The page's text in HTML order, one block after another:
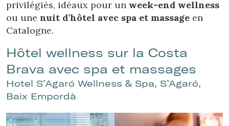
privilégiés, idéaux pour un week-end wellness
ou une nuit d’hôtel avec spa et massage en
Catalogne.
Hôtel wellness sur la Costa
Brava avec spa et massages
Hotel S’Agaró Wellness & Spa, S’Agaró,
Baix Empordà